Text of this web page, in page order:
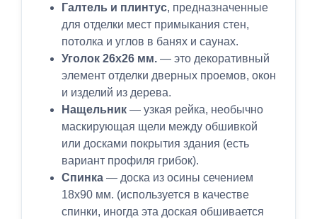
Галтель и плинтус, предназначенные
для отделки мест примыкания стен,
потолка и углов в банях и саунах.
Уголок 26х26 мм. — это декоративный
элемент отделки дверных проемов, окон
и изделий из дерева.
Нащельник — узкая рейка, необычно
маскирующая щели между обшивкой
или досками покрытия здания (есть
вариант профиля грибок).
Спинка — доска из осины сечением
18х90 мм. (используется в качестве
спинки, иногда эта доская обшивается